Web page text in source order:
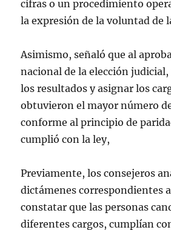
cifras o un procedimiento
la expresión de la voluntad de
Asimismo, señaló que al
nacional de la elección judicial,
los resultados y asignar los
obtuvieron el mayor número
conforme al principio de
cumplió con la ley,
Previamente, los consejeros
dictámenes correspondientes
constatar que las personas
diferentes cargos, cumplían